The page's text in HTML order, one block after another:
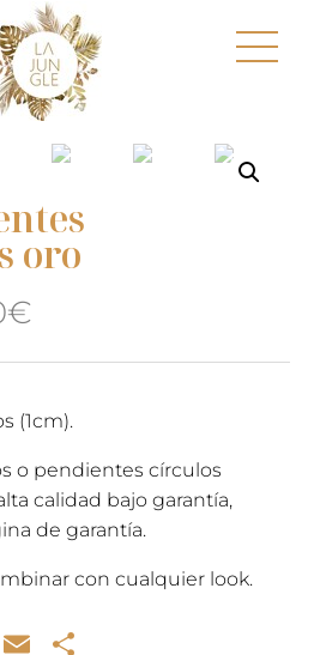
oro
€
precio
actual
es:
19,00€.
(1cm).
o pendientes círculos
calidad bajo garantía,
de garantía.
con cualquier look.
WhatsApp
Email